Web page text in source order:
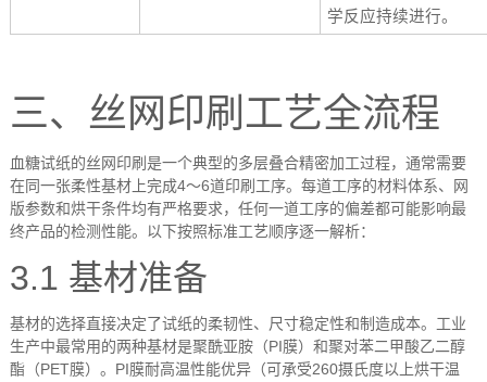
学反应持续进行。
三、丝网印刷工艺全流程
血糖试纸的丝网印刷是一个典型的多层叠合精密加工过程，通常需要
在同一张柔性基材上完成4～6道印刷工序。每道工序的材料体系、网
版参数和烘干条件均有严格要求，任何一道工序的偏差都可能影响最
终产品的检测性能。以下按照标准工艺顺序逐一解析：
3.1 基材准备
基材的选择直接决定了试纸的柔韧性、尺寸稳定性和制造成本。工业
生产中最常用的两种基材是聚酰亚胺（PI膜）和聚对苯二甲酸乙二醇
酯（PET膜）。 PI膜耐高温性能优异（可承受260摄氏度以上烘干温